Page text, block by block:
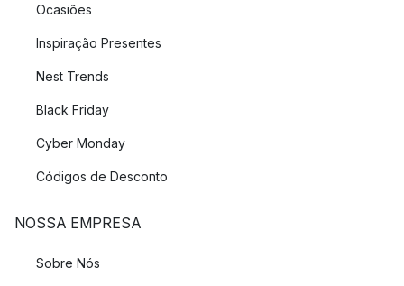
Ocasiões
Inspiração Presentes
Nest Trends
Black Friday
Cyber Monday
Códigos de Desconto
NOSSA EMPRESA
Sobre Nós